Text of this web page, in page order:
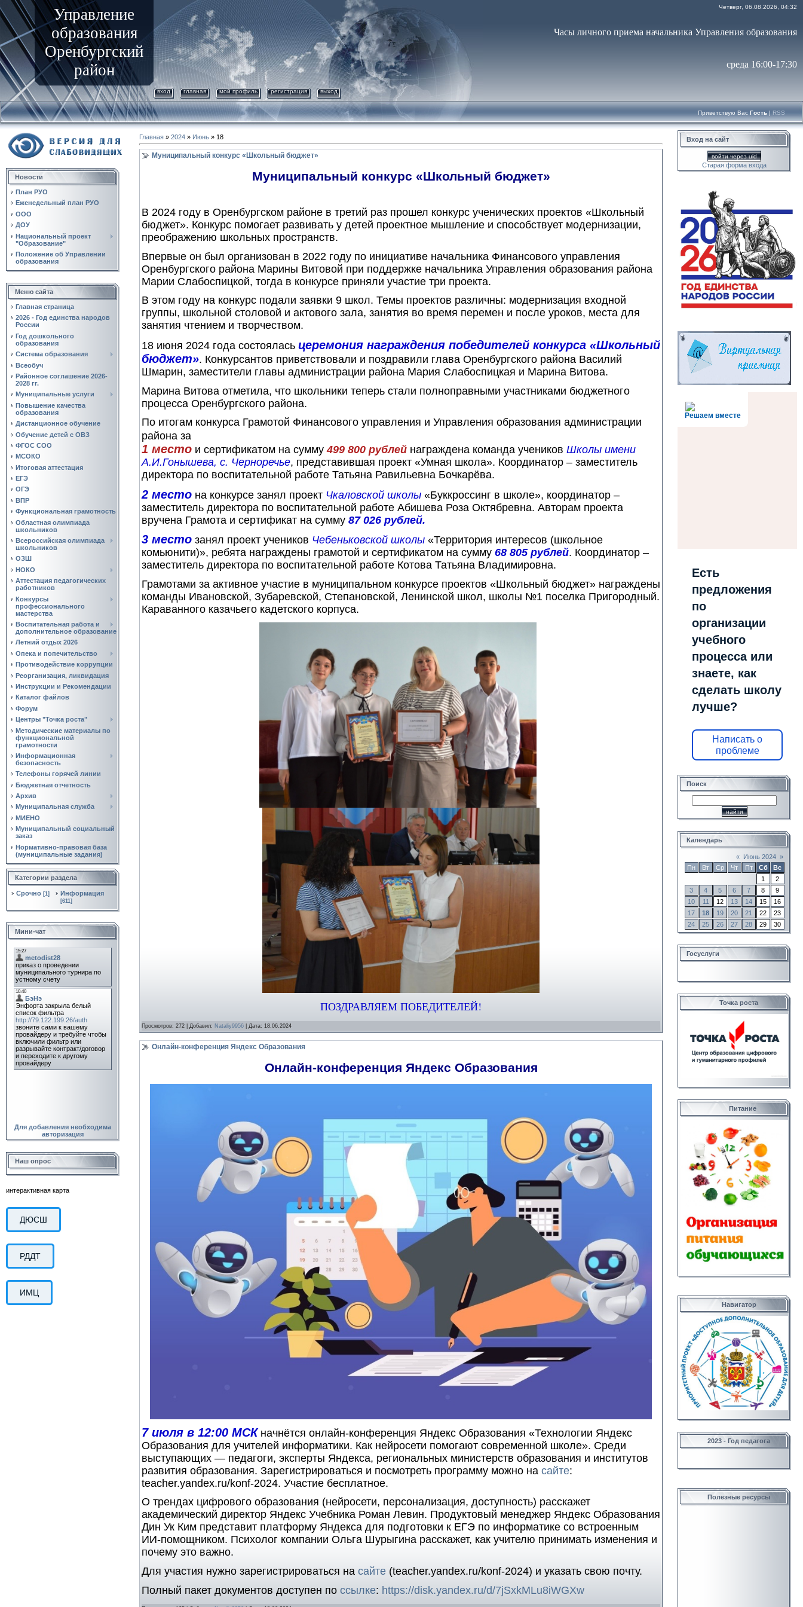
Управление
образования
Оренбургский
район
Четверг, 06.08.2026, 04:32
Часы личного приема начальника Управления образования
среда 16:00-17:30
вход главная мой профиль регистрация выход
Приветствую Вас Гость | RSS
Новости
План РУО
Еженедельный план РУО
ООО
ДОУ
Национальный проект
"Образование"
Положение об Управлении
образования
Меню сайта
Главная страница
2026 - Год единства народов
России
Год дошкольного
образования
Система образования
Всеобуч
Районное соглашение 2026-
2028 гг.
Муниципальные услуги
Повышение качества
образования
Дистанционное обучение
Обучение детей с ОВЗ
ФГОС СОО
МСОКО
Итоговая аттестация
ЕГЭ
ОГЭ
ВПР
Функциональная грамотность
Областная олимпиада
школьников
Всероссийская олимпиада
школьников
ОЗШ
НОКО
Аттестация педагогических
работников
Конкурсы
профессионального
мастерства
Воспитательная работа и
дополнительное образование
Летний отдых 2026
Опека и попечительство
Противодействие коррупции
Реорганизация, ликвидация
Инструкции и Рекомендации
Каталог файлов
Форум
Центры "Точка роста"
Методические материалы по
функциональной
грамотности
Информационная
безопасность
Телефоны горячей линии
Бюджетная отчетность
Архив
Муниципальная служба
МИЕНО
Муниципальный социальный
заказ
Нормативно‑правовая база
(муниципальные задания)
Категории раздела
Срочно [1] Информация
[611]
Мини-чат
Для добавления необходима
авторизация
Наш опрос
интерактивная карта
ДЮСШ
РДДТ
ИМЦ
Главная » 2024 » Июнь » 18
Муниципальный конкурс «Школьный бюджет»
Муниципальный конкурс «Школьный бюджет»
В 2024 году в Оренбургском районе в третий раз прошел конкурс ученических проектов «Школьный
бюджет». Конкурс помогает развивать у детей проектное мышление и способствует модернизации,
преображению школьных пространств.
Впервые он был организован в 2022 году по инициативе начальника Финансового управления
Оренбургского района Марины Витовой при поддержке начальника Управления образования района
Марии Слабоспицкой, тогда в конкурсе приняли участие три проекта.
В этом году на конкурс подали заявки 9 школ. Темы проектов различны: модернизация входной
группы, школьной столовой и актового зала, занятия во время перемен и после уроков, места для
занятия чтением и творчеством.
18 июня 2024 года состоялась церемония награждения победителей конкурса «Школьный
бюджет». Конкурсантов приветствовали и поздравили глава Оренбургского района Василий
Шмарин, заместители главы администрации района Мария Слабоспицкая и Марина Витова.
Марина Витова отметила, что школьники теперь стали полноправными участниками бюджетного
процесса Оренбургского района.
По итогам конкурса Грамотой Финансового управления и Управления образования администрации
района за
1 место и сертификатом на сумму499 800 рублей награждена команда учеников Школы имени
А.И.Гонышева, с. Черноречье, представившая проект «Умная школа». Координатор – заместитель
директора по воспитательной работе Татьяна Равильевна Бочкарёва.
2 место на конкурсе занял проект Чкаловской школы «Буккроссинг в школе», координатор –
заместитель директора по воспитательной работе Абишева Роза Октябревна. Авторам проекта
вручена Грамота и сертификат на сумму 87 026 рублей.
3 место занял проект учеников Чебеньковской школы «Территория интересов (школьное
комьюнити)», ребята награждены грамотой и сертификатом на сумму 68 805 рублей. Координатор –
заместитель директора по воспитательной работе Котова Татьяна Владимировна.
Грамотами за активное участие в муниципальном конкурсе проектов «Школьный бюджет» награждены
команды Ивановской, Зубаревской, Степановской, Ленинской школ, школы №1 поселка Пригородный.
Караванного казачьего кадетского корпуса.
ПОЗДРАВЛЯЕМ ПОБЕДИТЕЛЕЙ!
Просмотров: 272 Добавил: Nataliy9956 Дата: 18.06.2024
Онлайн-конференция Яндекс Образования
Онлайн-конференция Яндекс Образования
7 июля в 12:00 МСКначнётся онлайн-конференция Яндекс Образования «Технологии Яндекс
Образования для учителей информатики. Как нейросети помогают современной школе». Среди
выступающих — педагоги, эксперты Яндекса, региональных министерств образования и институтов
развития образования. Зарегистрироваться и посмотреть программу можно на сайте:
teacher.yandex.ru/konf-2024. Участие бесплатное.
О трендах цифрового образования (нейросети, персонализация, доступность) расскажет
академический директор Яндекс Учебника Роман Левин. Продуктовый менеджер Яндекс Образования
Дин Ук Ким представит платформу Яндекса для подготовки к ЕГЭ по информатике со встроенным
ИИ-помощником. Психолог компании Ольга Шурыгина расскажет, как учителю принимать изменения и
почему это важно.
Для участия нужно зарегистрироваться на сайте (teacher.yandex.ru/konf-2024) и указать свою почту.
Полный пакет документов доступен по ссылке: https://disk.yandex.ru/d/7jSxkMLu8iWGXw
Вход на сайт
войти через uid
Старая форма входа
Решаем вместе
Есть
предложения
по
организации
учебного
процесса или
знаете, как
сделать школу
лучше?
Написать о
проблеме
Поиск
Календарь
« Июнь 2024 »
Пн
Вт Ср Чт Пт Сб
Вс
1
2
3
4 5 6 7 8
9
10
11 12 13 14 15
16
17
18 19 20 21 22
23
24
25 26 27 28 29 30
Госуслуги
Точка роста
Питание
Навигатор
2023 - Год педагога
Полезные ресурсы